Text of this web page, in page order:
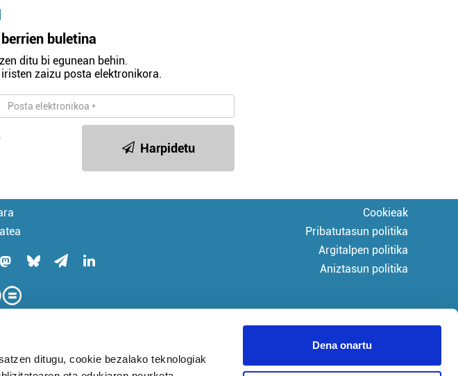
ditugu, cookie bezalako teknologiak
Dena onartu
buletina
ditu bi egunean behin.
zaizu posta elektronikora.
Harpidetu
Cookieak
Pribatutasun politika
Argitalpen politika
Aniztasun politika